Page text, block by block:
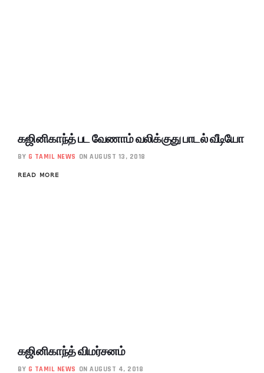
கஜினிகாந்த் பட வேணாம் வலிக்குது பாடல் வீடியோ
BY G TAMIL NEWS ON AUGUST 13, 2018
READ MORE
கஜினிகாந்த் விமர்சனம்
BY G TAMIL NEWS ON AUGUST 4, 2018